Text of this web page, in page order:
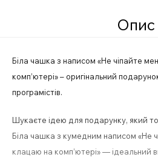
Опис
Біла чашка з написом «Не чіпайте
комп’ютері» – оригінальний
програмістів.
Шукаєте ідею для подарунку, який
Біла чашка з кумедним написом «Не
клацаю на комп’ютері» — ідеальний